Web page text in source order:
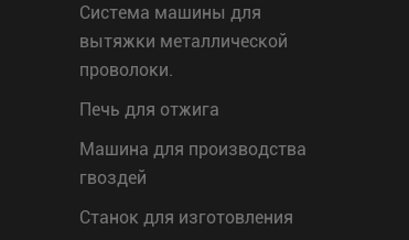
Система машины для
вытяжки металлической
проволоки.
Печь для отжига
Машина для производства
гвоздей
Станок для изготовления